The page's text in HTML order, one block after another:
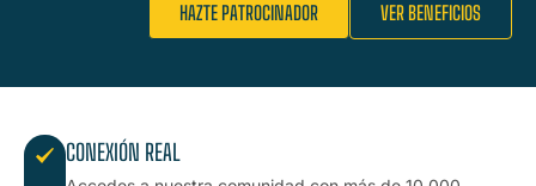
VER BENEFICIOS
HAZTE PATROCINADOR
CONEXIÓN REAL